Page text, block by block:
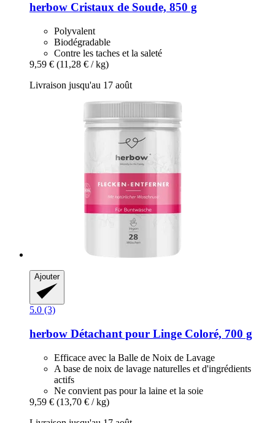
herbow Cristaux de Soude, 850 g
Polyvalent
Biodégradable
Contre les taches et la saleté
9,59 € (11,28 € / kg)
Livraison jusqu'au 17 août
Ajouter
5.0 (3)
herbow Détachant pour Linge Coloré, 700 g
Efficace avec la Balle de Noix de Lavage
A base de noix de lavage naturelles et d'ingrédients
actifs
Ne convient pas pour la laine et la soie
9,59 € (13,70 € / kg)